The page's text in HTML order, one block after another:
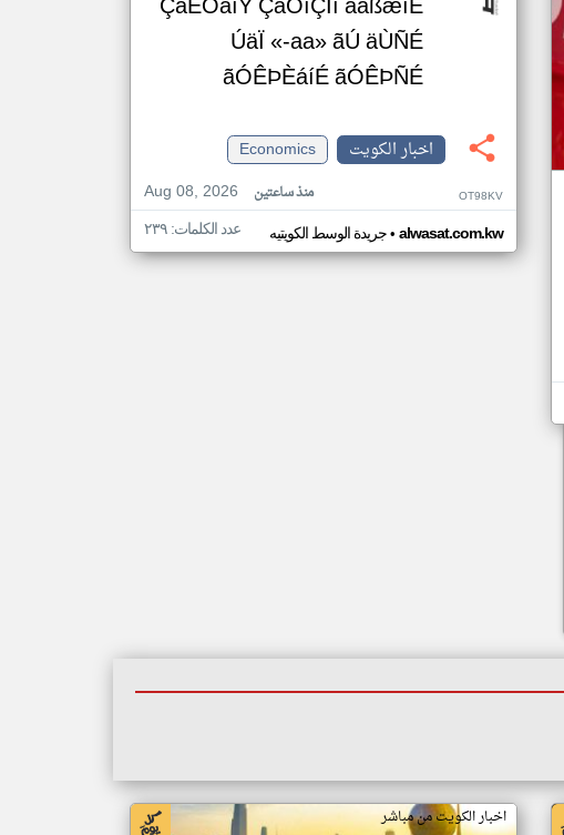
ÚäÏ «-aa» ãÚ äÙÑÉ
ãÓÊÞÈáíÉ ãÓÊÞÑÉ
اخبار الكويت
Economics
Aug 08, 2026
منذ ساعتين OT98KV
جريدة الوسط الكويتيه• alwasat.com.kw عدد الكلمات: ٢٣٩
اخبار الكويت من مباشر